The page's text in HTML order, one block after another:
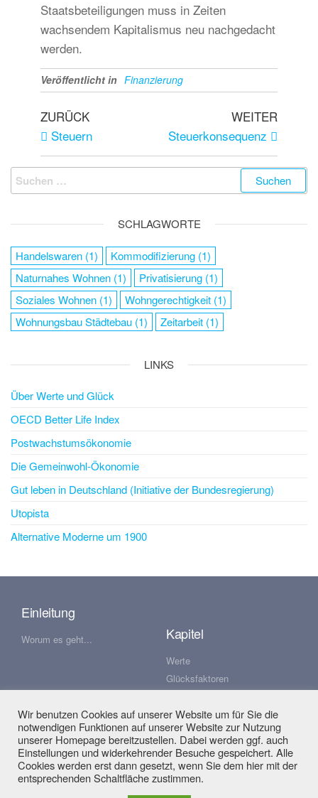
Staatsbeteiligungen muss in Zeiten
wachsendem Kapitalismus neu nachgedacht
werden.
Veröffentlicht in Finanzierung
ZURÜCK
Steuern
WEITER
Steuerkonsequenz
SCHLAGWORTE
Handelswaren (1) Kommodifizierung (1)
Naturnahes Wohnen (1) Privatisierung (1)
Soziales Wohnen (1) Wohngerechtigkeit (1)
Wohnungsbau Städtebau (1) Zeitarbeit (1)
LINKS
Über Werte und Glück
OECD Better Life Index
Postwachstumsökonomie
Die Gemeinwohl-Ökonomie
Gut leben in Deutschland (Initiative der Bundesregierung)
Utopista
Alternative Moderne um 1900
Einleitung
Worum es geht... Kapitel
Werte
Glücksfaktoren
Veränderung
Finanzierung
About
Wir benutzen Cookies auf unserer Website um für Sie die
notwendigen Funktionen auf unserer Website zur Nutzung
unserer Homepage bereitzustellen. Dabei werden ggf. auch
Einstellungen und widerkehrender Besuche gespeichert. Alle
Cookies werden erst dann gesetzt, wenn Sie dem hier mit der
entsprechenden Schaltfläche zustimmen.